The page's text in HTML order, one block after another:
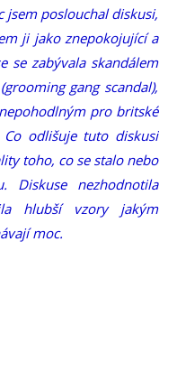
jsem poslouchal diskusi,
ji jako znepokojující a
se zabývala skandálem
gang scandal),
pro britské
odlišuje tuto diskusi
toho, co se stalo nebo
Diskuse nezhodnotila
hlubší vzory jakým
moc.